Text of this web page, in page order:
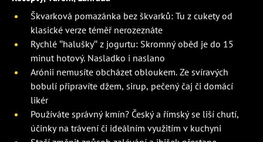
Škvarková pomazánka bez škvarků: Tu z cukety od
klasické verze téměř nerozeznáte
Rychlé "halušky" z jogurtu: Skromný oběd je do 15
minut hotový. Nasladko i naslano
Arónii nemusíte obcházet obloukem. Ze svíravých
bobulí připravíte džem, sirup, pečený čaj či domácí
likér
Používáte správný kmín? Český a římský se liší chutí,
účinky na trávení či ideálním využitím v kuchyni